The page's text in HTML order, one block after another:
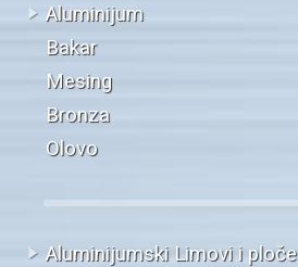
Aluminijum
Bakar
Mesing
Bronza
Olovo
Aluminijumski Limovi i ploče